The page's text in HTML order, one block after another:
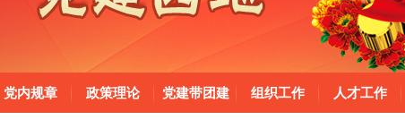
党内规章 政策理论 党建带团建 组织工作 人才工作